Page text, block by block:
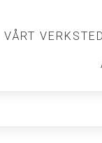
VÅRT VERKSTED